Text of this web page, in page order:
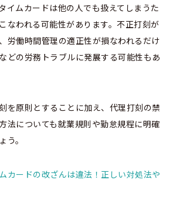
イムカードは他の人でも扱えてしまうた
なわれる可能性があります。不正打刻が
労働時間管理の適正性が損なわれるだけ
どの労務トラブルに発展する可能性もあ
を原則とすることに加え、代理打刻の禁
法についても就業規則や勤怠規程に明確
う。
カードの改ざんは違法！正しい対処法や